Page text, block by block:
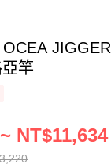
竿
NT$11,634